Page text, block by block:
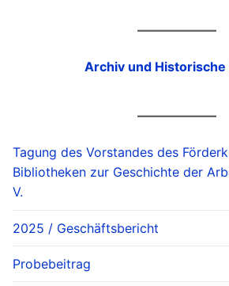
Archiv und
Tagung des Vorstandes des
Bibliotheken zur Geschichte der
V.
2025 / Geschäftsbericht
Probebeitrag